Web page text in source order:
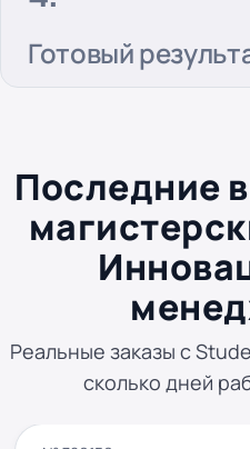
Готовый
Последние
Реальные заказы с
сколько дней